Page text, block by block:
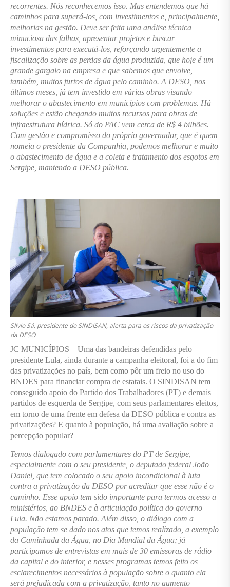
recorrentes. Nós reconhecemos isso. Mas entendemos que há
caminhos para superá-los, com investimentos e, principalmente,
melhorias na gestão. Deve ser feita uma análise técnica
minuciosa das falhas, apresentar projetos e buscar
investimentos para executá-los, reforçando urgentemente a
fiscalização sobre as perdas da água produzida, que hoje é um
grande gargalo na empresa e que sabemos que envolve,
também, muitos furtos de água pelo caminho. A DESO, nos
últimos meses, já tem investido em várias obras visando
melhorar o abastecimento em municípios com problemas. Há
soluções e estão chegando muitos recursos para obras de
infraestrutura hídrica. Só do PAC vem cerca de R$ 4 bilhões.
Com gestão e compromisso do próprio governador, que é quem
nomeia o presidente da Companhia, podemos melhorar e muito
o abastecimento de água e a coleta e tratamento dos esgotos em
Sergipe, mantendo a DESO pública.
SIlvio Sá, presidente do SINDISAN, alerta para os riscos da privatização
da DESO
JC MUNICÍPIOS – Uma das bandeiras defendidas pelo
presidente Lula, ainda durante a campanha eleitoral, foi a do fim
das privatizações no país, bem como pôr um freio no uso do
BNDES para financiar compra de estatais. O SINDISAN tem
conseguido apoio do Partido dos Trabalhadores (PT) e demais
partidos de esquerda de Sergipe, com seus parlamentares eleitos,
em torno de uma frente em defesa da DESO pública e contra as
privatizações? E quanto à população, há uma avaliação sobre a
percepção popular?
Temos dialogado com parlamentares do PT de Sergipe,
especialmente com o seu presidente, o deputado federal João
Daniel, que tem colocado o seu apoio incondicional à luta
contra a privatização da DESO por acreditar que esse não é o
caminho. Esse apoio tem sido importante para termos acesso a
ministérios, ao BNDES e à articulação política do governo
Lula. Não estamos parado. Além disso, o diálogo com a
população tem se dado nos atos que temos realizado, a exemplo
da Caminhada da Água, no Dia Mundial da Água; já
participamos de entrevistas em mais de 30 emissoras de rádio
da capital e do interior, e nesses programas temos feito os
esclarecimentos necessários à população sobre o quanto ela
será prejudicada com a privatização, tanto no aumento